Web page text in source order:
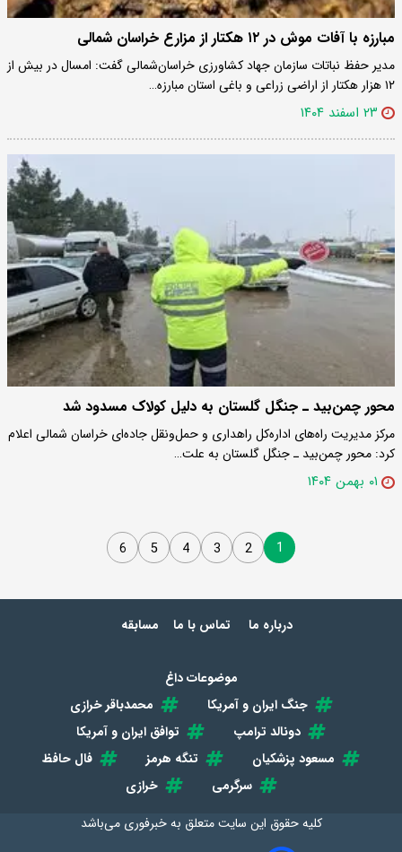
مبارزه با آفات موش در ۱۲ هکتار از مزارع خراسان شمالی
مدیر حفظ نباتات سازمان جهاد کشاورزی خراسان‌شمالی گفت: امسال در بیش از
۱۲ هزار هکتار از اراضی زراعی و باغی استان مبارزه…
۲۳ اسفند ۱۴۰۴
محور چمن‌بید ـ جنگل گلستان به دلیل کولاک مسدود شد
مرکز مدیریت راه‌های اداره‌کل راهداری و حمل‌ونقل جاده‌ای خراسان شمالی اعلام
کرد: محور چمن‌بید ـ جنگل گلستان به علت…
۰۱ بهمن ۱۴۰۴
1
2
3
4
5
6
درباره ما تماس با ما مسابقه
موضوعات داغ
جنگ ایران و آمریکا
محمدباقر خرازی
دونالد ترامپ
توافق ایران و آمریکا
مسعود پزشکیان
تنگه هرمز
فال حافظ
سرگرمی
خرازی
کلیه حقوق این سایت متعلق بهخبرفوری می‌باشد